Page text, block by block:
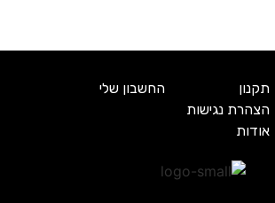
תקנון
החשבון שלי
הצהרת נגישות
אודות